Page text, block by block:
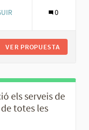
0
VER PROPUESTA
els serveis de
totes les